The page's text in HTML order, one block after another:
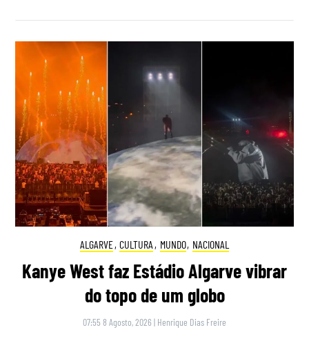
ALGARVE, CULTURA , MUNDO, NACIONAL
Kanye West faz Estádio Algarve vibrar
do topo de um globo
07:55 8 Agosto, 2026 | Henrique Dias Freire